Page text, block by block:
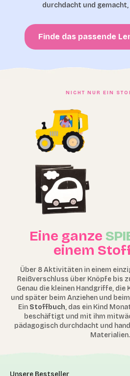
durchdacht und gemacht,
Finde das passende
NICHT NUR EIN
Eine ganze
einem
Über 8 Aktivitäten in einem
Reißverschluss über Knöpfe bis
Genau die kleinen Handgriffe,
und später beim Anziehen und
Ein Stoffbuch, das ein Kind
beschäftigt und mit ihm
pädagogisch durchdacht und
Materialien.